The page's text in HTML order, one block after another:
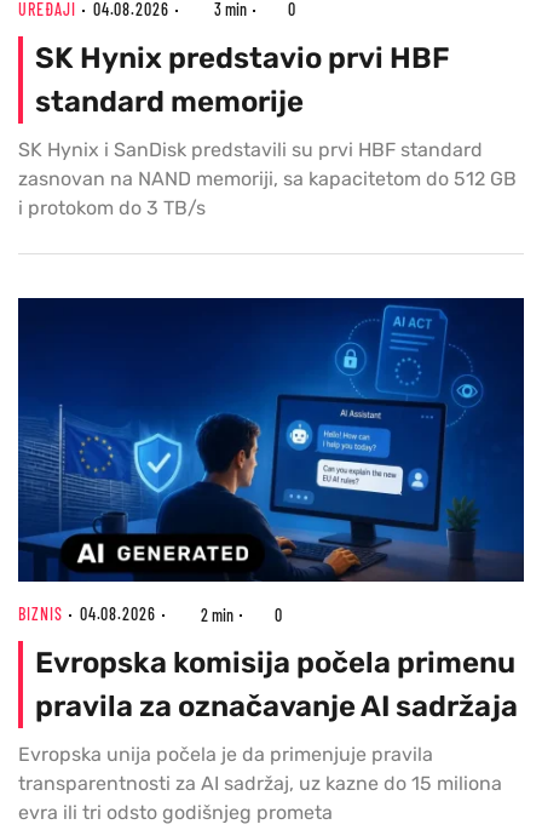
UREĐAJI 04.08.2026 3 min 0
SK Hynix predstavio prvi HBF
standard memorije
SK Hynix i SanDisk predstavili su prvi HBF standard
zasnovan na NAND memoriji, sa kapacitetom do 512 GB
i protokom do 3 TB/s
BIZNIS 04.08.2026 2 min 0
Evropska komisija počela primenu
pravila za označavanje AI sadržaja
Evropska unija počela je da primenjuje pravila
transparentnosti za AI sadržaj, uz kazne do 15 miliona
evra ili tri odsto godišnjeg prometa